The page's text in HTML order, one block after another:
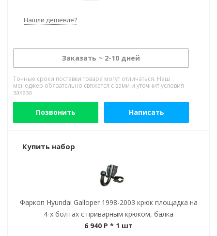
Нашли дешевле?
Заказать ~ 2-10 дней
Точные сроки поставки товара могут отличаться. Наш
менеджер обязательно свяжется с вами и уточнит условия
заказа
Позвонить Написать
Купить набор
Фаркоп Hyundai Galloper 1998-2003 крюк площадка на
4-х болтах с приварным крюком, балка
6 940 P * 1 шт